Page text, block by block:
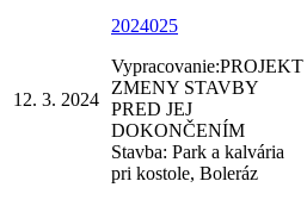
12. 3. 2024
2024025
Vypracovanie:PROJEKT
ZMENY STAVBY
PRED JEJ
DOKONČENÍM
Stavba: Park a kalvária
pri kostole, Boleráz